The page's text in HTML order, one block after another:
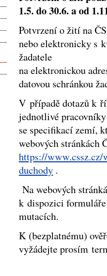
1.5. do 30.6. a od
Potvrzení o žití na
nebo elektronicky s
žadatele
na elektronickou
datovou schránkou
V případě dotazů k
jednotlivé
se specifikací zemí,
webových stránkách
https://www.cssz.cz/
duchody .
Na webových
k dispozici
mutacích.
K (bezplatnému)
vyžádejte prosím